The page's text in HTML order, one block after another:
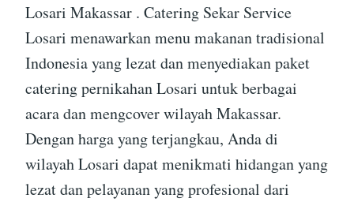
Losari Makassar . Catering Sekar Service
Losari menawarkan menu makanan tradisional
Indonesia yang lezat dan menyediakan paket
catering pernikahan Losari untuk berbagai
acara dan mengcover wilayah Makassar.
Dengan harga yang terjangkau, Anda di
wilayah Losari dapat menikmati hidangan yang
lezat dan pelayanan yang profesional dari